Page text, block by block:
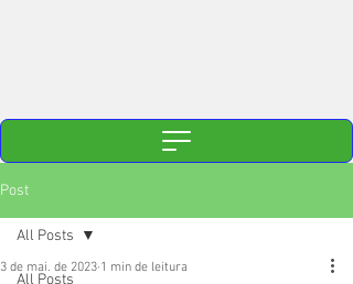
Post
All Posts
All Posts
3 de mai. de 2023 1 min de leitura